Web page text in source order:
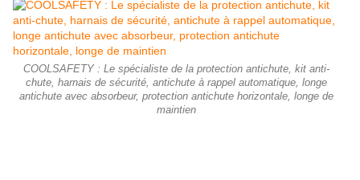
COOLSAFETY : Le spécialiste de la protection antichute, kit anti-
chute, harnais de sécurité, antichute à rappel automatique, longe
antichute avec absorbeur, protection antichute horizontale, longe de
maintien